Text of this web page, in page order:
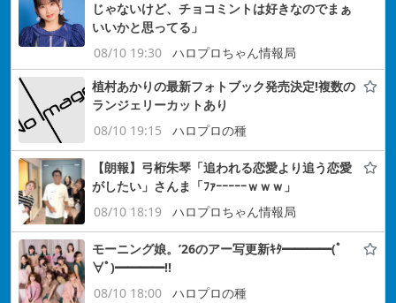
じゃないけど、チョコミントは好きなのでまぁ
いいかと思ってる」
08/10 19:30
ハロプロちゃん情報局
植村あかりの最新フォトブック発売決定!複数の
ランジェリーカットあり
08/10 19:15
ハロプロの種
【朗報】弓桁朱琴「追われる恋愛より追う恋愛
がしたい」さんま「ﾌｧｰｰｰｰｰｗｗｗ」
08/10 18:19
ハロプロちゃん情報局
モーニング娘。’26のアー写更新ｷﾀ━━━━(ﾟ
∀ﾟ)━━━━!!
08/10 18:00
ハロプロの種